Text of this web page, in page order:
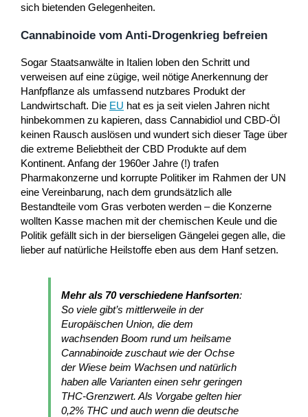
sich bietenden Gelegenheiten.
Cannabinoide vom Anti-Drogenkrieg befreien
Sogar Staatsanwälte in Italien loben den Schritt und
verweisen auf eine zügige, weil nötige Anerkennung der
Hanfpflanze als umfassend nutzbares Produkt der
Landwirtschaft. Die EU hat es ja seit vielen Jahren nicht
hinbekommen zu kapieren, dass Cannabidiol und CBD-Öl
keinen Rausch auslösen und wundert sich dieser Tage über
die extreme Beliebtheit der CBD Produkte auf dem
Kontinent. Anfang der 1960er Jahre (!) trafen
Pharmakonzerne und korrupte Politiker im Rahmen der UN
eine Vereinbarung, nach dem grundsätzlich alle
Bestandteile vom Gras verboten werden – die Konzerne
wollten Kasse machen mit der chemischen Keule und die
Politik gefällt sich in der bierseligen Gängelei gegen alle, die
lieber auf natürliche Heilstoffe eben aus dem Hanf setzen.
Mehr als 70 verschiedene Hanfsorten:
So viele gibt’s mittlerweile in der
Europäischen Union, die dem
wachsenden Boom rund um heilsame
Cannabinoide zuschaut wie der Ochse
der Wiese beim Wachsen und natürlich
haben alle Varianten einen sehr geringen
THC-Grenzwert. Als Vorgabe gelten hier
0,2% THC und auch wenn die deutsche